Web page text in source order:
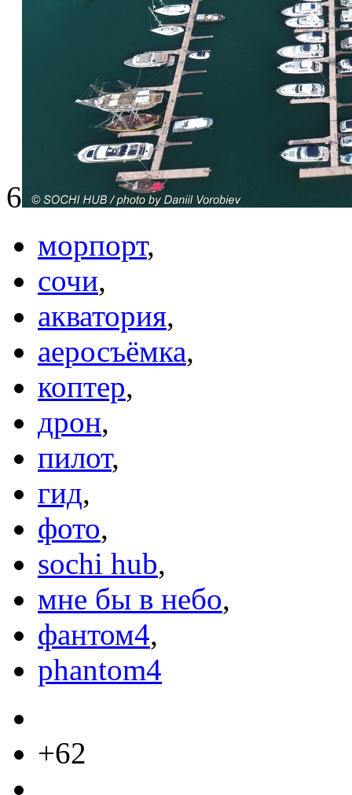
6
морпорт,
сочи,
акватория,
аеросъёмка,
коптер,
дрон,
пилот,
гид,
фото,
sochi hub,
мне бы в небо,
фантом4,
phantom4
+62